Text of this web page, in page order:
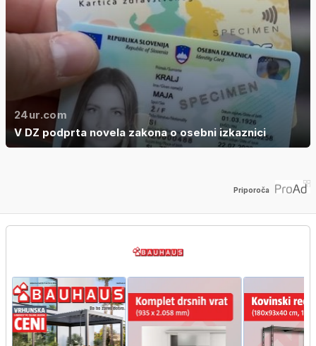
24ur.com
V DZ podprta novela zakona o osebni izkaznici
Priporoča